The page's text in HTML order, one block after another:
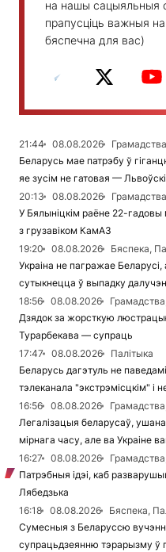
на нашы сацыяльныя
прапусціць важныя
бяспечна для вас)
21:44 08.08.2026
Беларусь мае патрэбу ў
яе зусім не гатовая — Львоўскі
20:13
08.08.2026
Грамадства
У Бялыніцкім раёне 22-гадовы
з грузавіком КамАЗ
19:20
08.08.2026
Бяспека,
Украіна не пагражае
сутыкнецца ў выпадку
18:56
08.08.2026
Дзядок за жорсткую
Турарбекава — супраць
17:47
08.08.2026
Палітыка
Беларусь дагэтуль не
тэлеканала "экстрэмісцкім" і
16:56
08.08.2026
Легалізацыя беларусаў,
мірнага часу, але ва Украіне
16:27
08.08.2026
Патрэбныя ідэі, каб
Лябедзька
16:18
08.08.2026
Бяспека,
Сумесныя з Беларуссю
супрацьдзеянню тэрарызму ў